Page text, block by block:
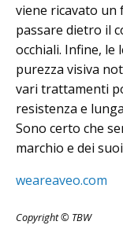
viene ricavato un
passare dietro il
occhiali. Infine, le
purezza visiva
vari trattamenti
resistenza e
Sono certo che
marchio e dei
weareaveo.com
Copyright © TBW